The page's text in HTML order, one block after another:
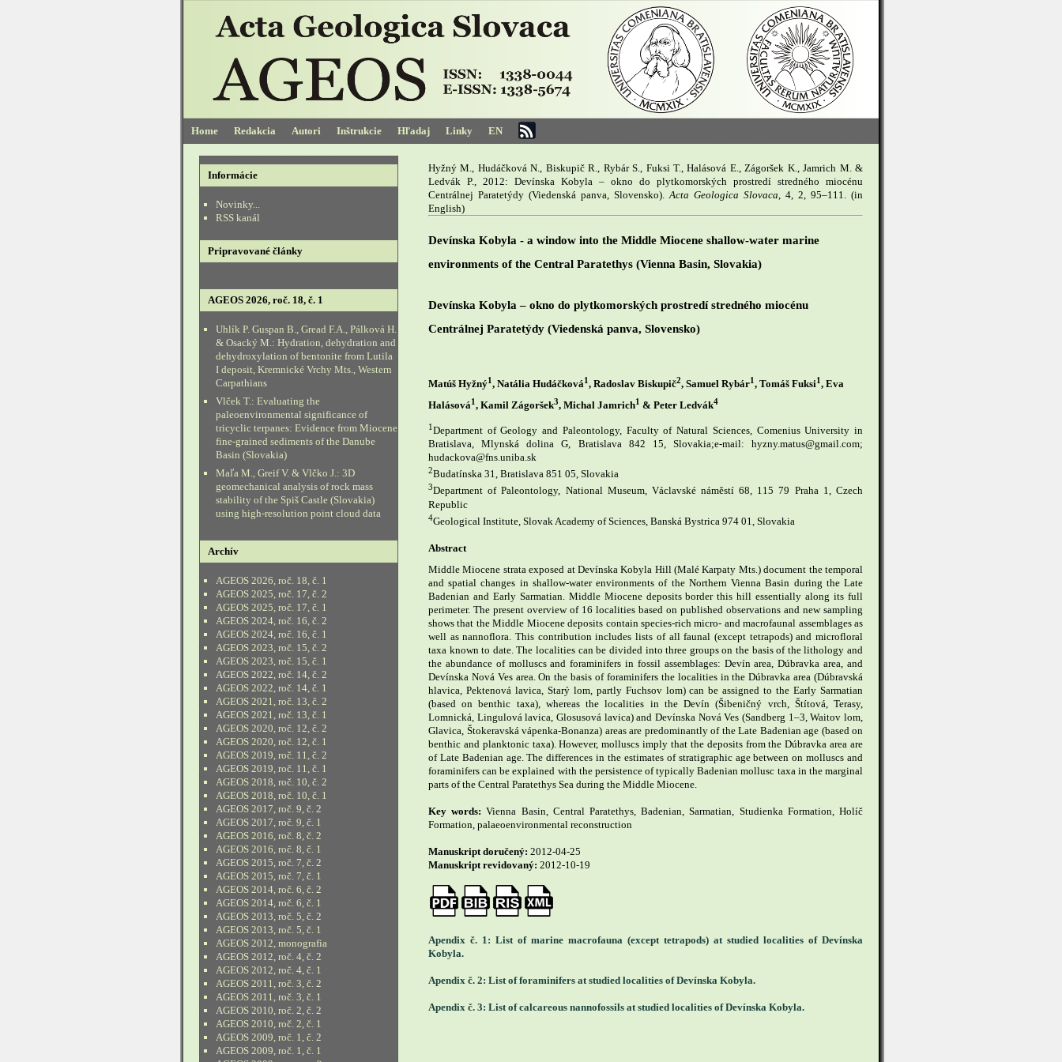
Home Redakcia Autori Inštrukcie Hľadaj Linky EN
Hyžný M., Hudáčková N., Biskupič R., Rybár S., Fuksi T., Halásová E., Zágoršek K., Jamrich M. &
Ledvák P., 2012: Devínska Kobyla – okno do plytkomorských prostredí stredného miocénu
Centrálnej Paratetýdy (Viedenská panva, Slovensko).Acta Geologica Slovaca, 4, 2, 95–111. (in
English)
Devínska Kobyla - a window into the Middle Miocene shallow-water marine
environments of the Central Paratethys (Vienna Basin, Slovakia)
Devínska Kobyla – okno do plytkomorských prostredí stredného miocénu
Centrálnej Paratetýdy (Viedenská panva, Slovensko)
Matúš Hyžný1, Natália Hudáčková1, Radoslav Biskupič2, Samuel Rybár1, Tomáš Fuksi1, Eva
Halásová1 , Kamil Zágoršek3, Michal Jamrich1 & Peter Ledvák4
1Department of Geology and Paleontology, Faculty of Natural Sciences, Comenius University in
Bratislava, Mlynská dolina G, Bratislava 842 15, Slovakia;e-mail: hyzny.matus@gmail.com;
hudackova@fns.uniba.sk
2Budatínska 31, Bratislava 851 05, Slovakia
3Department of Paleontology, National Museum, Václavské náměstí 68, 115 79 Praha 1, Czech
Republic
4Geological Institute, Slovak Academy of Sciences, Banská Bystrica 974 01, Slovakia
Abstract
Middle Miocene strata exposed at Devínska Kobyla Hill (Malé Karpaty Mts.) document the temporal
and spatial changes in shallow-water environments of the Northern Vienna Basin during the Late
Badenian and Early Sarmatian. Middle Miocene deposits border this hill essentially along its full
perimeter. The present overview of 16 localities based on published observations and new sampling
shows that the Middle Miocene deposits contain species-rich micro- and macrofaunal assemblages as
well as nannoflora. This contribution includes lists of all faunal (except tetrapods) and microfloral
taxa known to date. The localities can be divided into three groups on the basis of the lithology and
the abundance of molluscs and foraminifers in fossil assemblages: Devín area, Dúbravka area, and
Devínska Nová Ves area. On the basis of foraminifers the localities in the Dúbravka area (Dúbravská
hlavica, Pektenová lavica, Starý lom, partly Fuchsov lom) can be assigned to the Early Sarmatian
(based on benthic taxa), whereas the localities in the Devín (Šibeničný vrch, Štítová, Terasy,
Lomnická, Lingulová lavica, Glosusová lavica) and Devínska Nová Ves (Sandberg 1–3, Waitov lom,
Glavica, Štokeravská vápenka-Bonanza) areas are predominantly of the Late Badenian age (based on
benthic and planktonic taxa). However, molluscs imply that the deposits from the Dúbravka area are
of Late Badenian age. The differences in the estimates of stratigraphic age between on molluscs and
foraminifers can be explained with the persistence of typically Badenian mollusc taxa in the marginal
parts of the Central Paratethys Sea during the Middle Miocene.
Key words: Vienna Basin, Central Paratethys, Badenian, Sarmatian, Studienka Formation, Holíč
Formation, palaeoenvironmental reconstruction
Manuskript doručený: 2012-04-25
Manuskript revidovaný: 2012-10-19
Apendix č. 1: List of marine macrofauna (except tetrapods) at studied localities of Devínska
Kobyla.
Apendix č. 2: List of foraminifers at studied localities of Devínska Kobyla.
Apendix č. 3: List of calcareous nannofossils at studied localities of Devínska Kobyla.
Informácie
Novinky...
RSS kanál
Pripravované články
AGEOS 2026, roč. 18, č. 1
Uhlík P. Guspan B., Gread F.A., Pálková H.
& Osacký M.: Hydration, dehydration and
dehydroxylation of bentonite from Lutila
I deposit, Kremnické Vrchy Mts., Western
Carpathians
Vlček T.: Evaluating the
paleoenvironmental significance of
tricyclic terpanes: Evidence from Miocene
fine-grained sediments of the Danube
Basin (Slovakia)
Maľa M., Greif V. & Vlčko J.: 3D
geomechanical analysis of rock mass
stability of the Spiš Castle (Slovakia)
using high-resolution point cloud data
Archív
AGEOS 2026, roč. 18, č. 1
AGEOS 2025, roč. 17, č. 2
AGEOS 2025, roč. 17, č. 1
AGEOS 2024, roč. 16, č. 2
AGEOS 2024, roč. 16, č. 1
AGEOS 2023, roč. 15, č. 2
AGEOS 2023, roč. 15, č. 1
AGEOS 2022, roč. 14, č. 2
AGEOS 2022, roč. 14, č. 1
AGEOS 2021, roč. 13, č. 2
AGEOS 2021, roč. 13, č. 1
AGEOS 2020, roč. 12, č. 2
AGEOS 2020, roč. 12, č. 1
AGEOS 2019, roč. 11, č. 2
AGEOS 2019, roč. 11, č. 1
AGEOS 2018, roč. 10, č. 2
AGEOS 2018, roč. 10, č. 1
AGEOS 2017, roč. 9, č. 2
AGEOS 2017, roč. 9, č. 1
AGEOS 2016, roč. 8, č. 2
AGEOS 2016, roč. 8, č. 1
AGEOS 2015, roč. 7, č. 2
AGEOS 2015, roč. 7, č. 1
AGEOS 2014, roč. 6, č. 2
AGEOS 2014, roč. 6, č. 1
AGEOS 2013, roč. 5, č. 2
AGEOS 2013, roč. 5, č. 1
AGEOS 2012, monografia
AGEOS 2012, roč. 4, č. 2
AGEOS 2012, roč. 4, č. 1
AGEOS 2011, roč. 3, č. 2
AGEOS 2011, roč. 3, č. 1
AGEOS 2010, roč. 2, č. 2
AGEOS 2010, roč. 2, č. 1
AGEOS 2009, roč. 1, č. 2
AGEOS 2009, roč. 1, č. 1